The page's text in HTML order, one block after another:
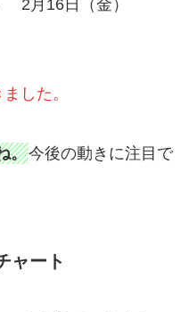
月16日（金）
した。
。今後の動きに注目で
ャート